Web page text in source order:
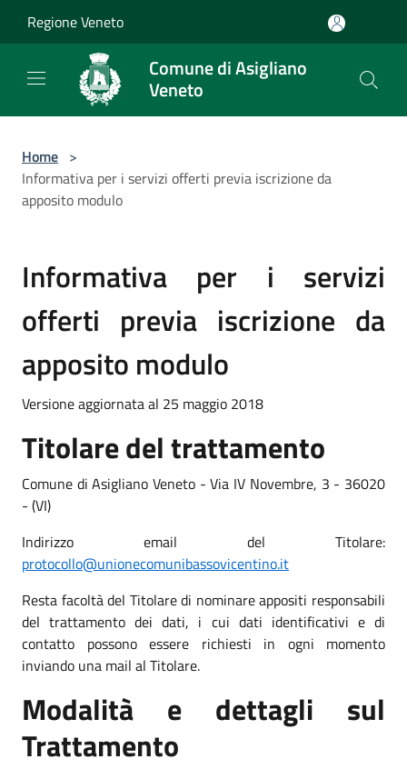
Regione Veneto
Comune di Asigliano
Veneto
Home >
Informativa per i servizi offerti previa iscrizione da
apposito modulo
Informativa per i servizi
offerti previa iscrizione da
apposito modulo
Versione aggiornata al 25 maggio 2018
Titolare del trattamento
Comune di Asigliano Veneto - Via IV Novembre, 3 - 36020
- (VI)
Indirizzo email del Titolare:
protocollo@unionecomunibassovicentino.it
Resta facoltà del Titolare di nominare appositi responsabili
del trattamento dei dati, i cui dati identificativi e di
contatto possono essere richiesti in ogni momento
inviando una mail al Titolare.
Modalità e dettagli sul
Trattamento